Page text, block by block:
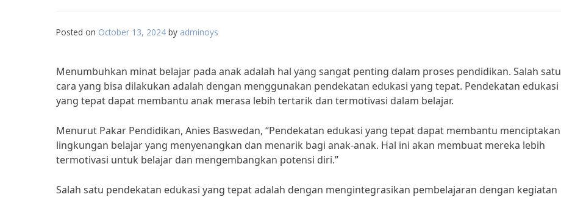
Posted on October 13, 2024 by adminoys
Menumbuhkan minat belajar pada anak adalah hal yang sangat penting dalam proses pendidikan. Salah satu
cara yang bisa dilakukan adalah dengan menggunakan pendekatan edukasi yang tepat. Pendekatan edukasi
yang tepat dapat membantu anak merasa lebih tertarik dan termotivasi dalam belajar.
Menurut Pakar Pendidikan, Anies Baswedan, “Pendekatan edukasi yang tepat dapat membantu menciptakan
lingkungan belajar yang menyenangkan dan menarik bagi anak-anak. Hal ini akan membuat mereka lebih
termotivasi untuk belajar dan mengembangkan potensi diri.”
Salah satu pendekatan edukasi yang tepat adalah dengan mengintegrasikan pembelajaran dengan kegiatan